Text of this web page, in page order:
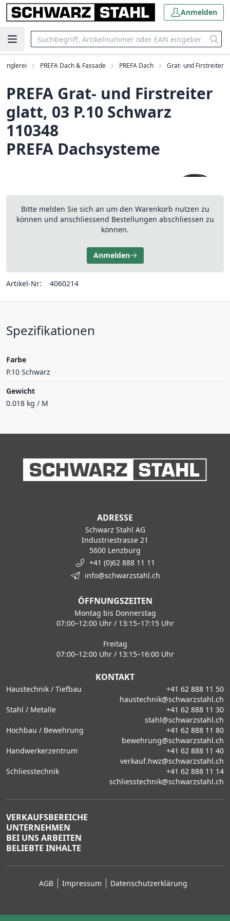
Anmelden
PREFA Dach & Fassade PREFA Dach Grat- und Firstreiter
PREFA Grat- und Firstreiter
glatt, 03 P.10 Schwarz
110348
PREFA Dachsysteme
Bitte melden Sie sich an um den Warenkorb nutzen zu
können und anschliessend Bestellungen abschliessen zu
können.
Anmelden
Artikel-Nr: 4060214
Spezifikationen
Farbe
P.10 Schwarz
Gewicht
0.018 kg / M
ADRESSE
Schwarz Stahl AG
Industriestrasse 21
5600 Lenzburg
+41 (0)62 888 11 11
info@schwarzstahl.ch
ÖFFNUNGSZEITEN
Montag bis Donnerstag
07:00–12:00 Uhr / 13:15–17:15 Uhr
Freitag
07:00–12:00 Uhr / 13:15–16:00 Uhr
KONTAKT
Haustechnik / Tiefbau
+41 62 888 11 50
haustechnik@schwarzstahl.ch
Stahl / Metalle
+41 62 888 11 30
stahl@schwarzstahl.ch
Hochbau / Bewehrung
+41 62 888 11 80
bewehrung@schwarzstahl.ch
Handwerkerzentrum
+41 62 888 11 40
verkauf.hwz@schwarzstahl.ch
Schliesstechnik
+41 62 888 11 14
schliesstechnik@schwarzstahl.ch
VERKAUFSBEREICHE
UNTERNEHMEN
BEI UNS ARBEITEN
BELIEBTE INHALTE
AGB Impressum Datenschutzerklärung